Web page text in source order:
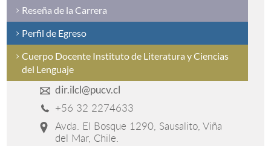
Reseña de la Carrera
Perfil de Egreso
Cuerpo Docente Instituto de Literatura y Ciencias
del Lenguaje
dir.ilcl@pucv.cl
+56 32 2274633
Avda. El Bosque 1290, Sausalito, Viña
del Mar, Chile.